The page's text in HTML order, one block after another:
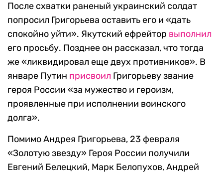
После схватки раненый украинский солдат
попросил Григорьева оставить его и «дать
спокойно уйти». Якутский ефрейтор выполнил
его просьбу. Позднее он рассказал, что тогда
же «ликвидировал еще двух противников». В
январе Путин присвоил Григорьеву звание
героя России «за мужество и героизм,
проявленные при исполнении воинского
долга».
Помимо Андрея Григорьева, 23 февраля
«Золотую звезду» Героя России получили
Евгений Белецкий, Марк Белопухов, Андрей